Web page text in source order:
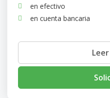
en efectivo
en cuenta bancaria